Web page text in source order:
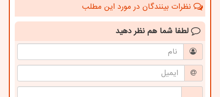
نظرات بینندگان در مورد این مطلب
لطفا شما هم نظر دهید